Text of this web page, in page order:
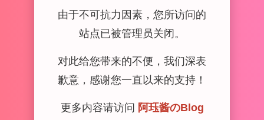
由于不可抗力因素，您所访问的
站点已被管理员关闭。
对此给您带来的不便，我们深表
歉意，感谢您一直以来的支持！
更多内容请访问 阿珏酱のBlog